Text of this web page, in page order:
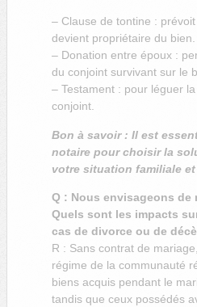
– Clause de tontine :
devient propriétaire du bien.
– Donation entre époux :
du conjoint survivant sur le
– Testament : pour léguer
conjoint.
Bon à savoir : Il est
notaire pour choisir la
votre situation familiale
Q : Nous envisageons de
Quels sont les impacts
cas de divorce ou de
R : Sans contrat de
régime de la communauté
biens acquis pendant le
tandis que ceux possédés